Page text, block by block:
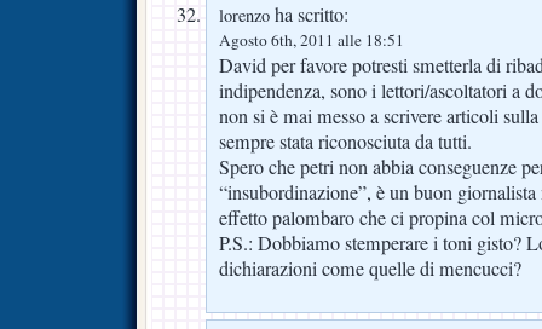
lorenzo ha scritto:
Agosto 6th, 2011 alle 18:51
David per favore potresti smetterla di
indipendenza, sono i lettori/ascoltatori a
non si è mai messo a scrivere articoli
sempre stata riconosciuta da tutti.
Spero che petri non abbia conseguenze
“insubordinazione”, è un buon
effetto palombaro che ci propina col
P.S.: Dobbiamo stemperare i toni gisto?
dichiarazioni come quelle di mencucci?